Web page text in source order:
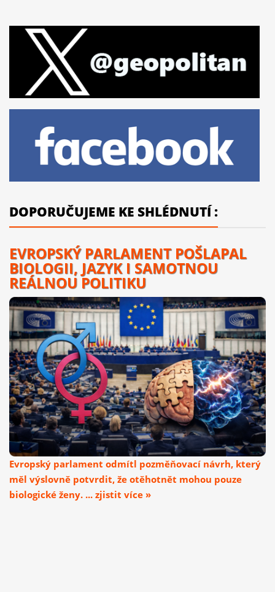
DOPORUČUJEME KE SHLÉDNUTÍ :
EVROPSKÝ PARLAMENT POŠLAPAL
BIOLOGII, JAZYK I SAMOTNOU
REÁLNOU POLITIKU
Evropský parlament odmítl pozměňovací návrh, který
měl výslovně potvrdit, že otěhotnět mohou pouze
biologické ženy. ... zjistit více »